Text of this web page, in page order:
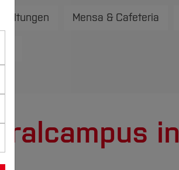
Mensa & Cafeteria
in